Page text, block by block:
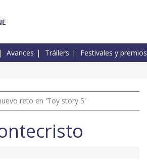
Avances Tráilers Festivales y premios
reto en 'Toy story 5'